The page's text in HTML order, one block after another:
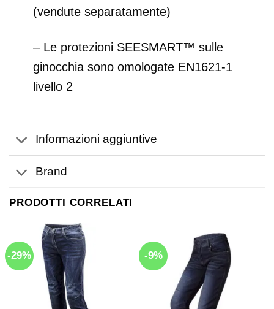
(vendute separatamente)
– Le protezioni SEESMART™ sulle
ginocchia sono omologate EN1621-1
livello 2
Informazioni aggiuntive
Brand
PRODOTTI CORRELATI
-29% -9%